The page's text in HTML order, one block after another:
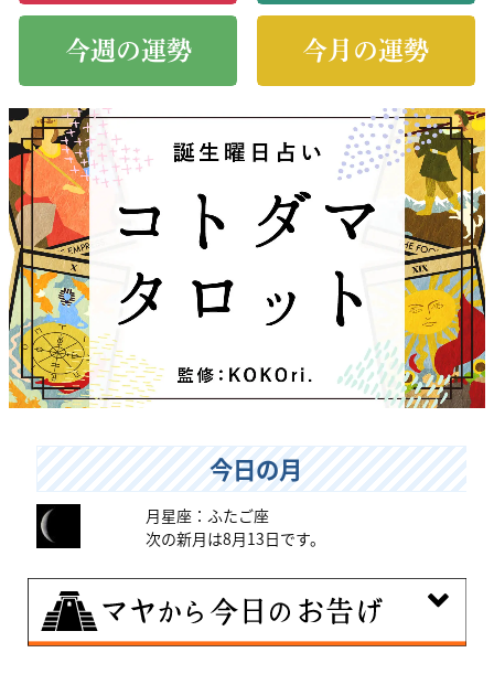
今週の運勢 今月の運勢
今日の月
月星座：ふたご座
次の新月は8月13日です。